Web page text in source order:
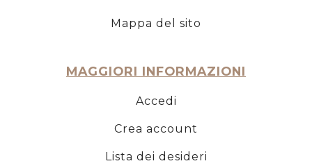
Mappa del sito
MAGGIORI INFORMAZIONI
Accedi
Crea account
Lista dei desideri